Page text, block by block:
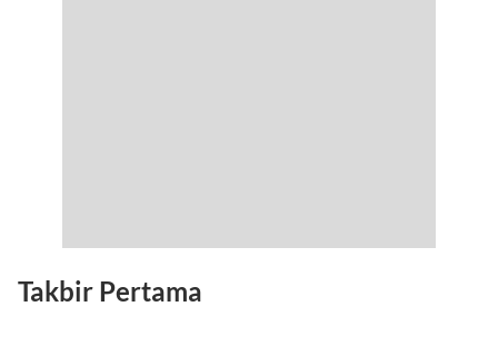
Takbir Pertama